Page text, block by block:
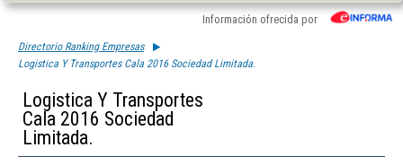
Información ofrecida por
Directorio Ranking Empresas
Logistica Y Transportes Cala 2016 Sociedad Limitada.
Logistica Y Transportes
Cala 2016 Sociedad
Limitada.